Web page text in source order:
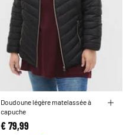
Doudoune légère matelassée à
capuche
€ 79,99